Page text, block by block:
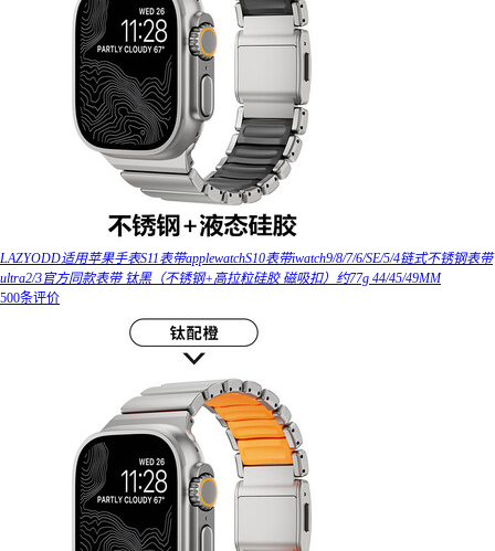
LAZYODD适用苹果手表S11表带applewatchS10表带iwatch9/8/7/6/SE/5/4链式不锈钢表带
ultra2/3官方同款表带 钛黑（不锈钢+高拉粒硅胶 磁吸扣）约77g 44/45/49MM
500条评价